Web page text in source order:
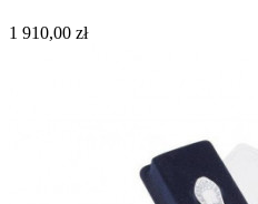
1 910,00 zł